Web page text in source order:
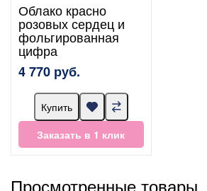
Облако красно
розовых сердец и
фольгированная
цифра
4 770 руб.
Купить
Заказать в 1 клик
Просмотренные товары